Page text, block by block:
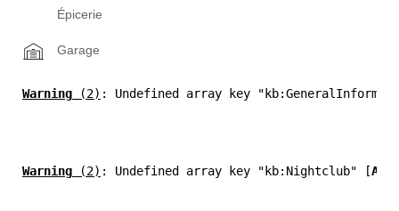
Épicerie
Garage
Warning (2) : Undefined array key
Warning (2) : Undefined array key "kb:Nightclub" [